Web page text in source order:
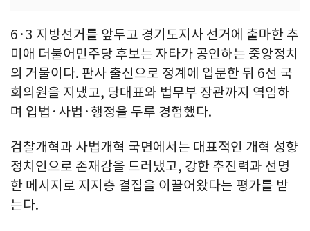
6·3 지방선거를 앞두고 경기도지사 선거에 출마한 추
미애 더불어민주당 후보는 자타가 공인하는 중앙정치
의 거물이다. 판사 출신으로 정계에 입문한 뒤 6선 국
회의원을 지냈고, 당대표와 법무부 장관까지 역임하
며 입법·사법·행정을 두루 경험했다.
검찰개혁과 사법개혁 국면에서는 대표적인 개혁 성향
정치인으로 존재감을 드러냈고, 강한 추진력과 선명
한 메시지로 지지층 결집을 이끌어왔다는 평가를 받
는다.